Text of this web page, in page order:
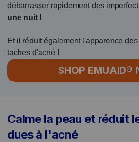
débarrasser rapidement des
une nuit !
Et il réduit également l'apparence
taches d'acné !
SHOP EMUAID®
Calme la peau et réduit
dues à l'acné